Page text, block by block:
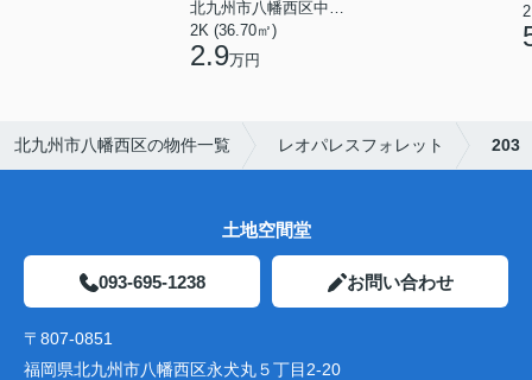
2K (36.70㎡)
2.9万円
北九州市八幡西区の物件一覧 レオパレスフォレット 203
土地空間堂
093-695-1238 お問い合わせ
〒807-0851
福岡県北九州市八幡西区永犬丸５丁目2-20